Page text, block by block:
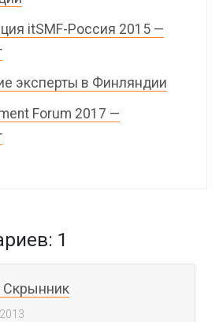
itSMF-Россия 2015 —
эксперты в Финляндии
Forum 2017 —
1
Скрынник